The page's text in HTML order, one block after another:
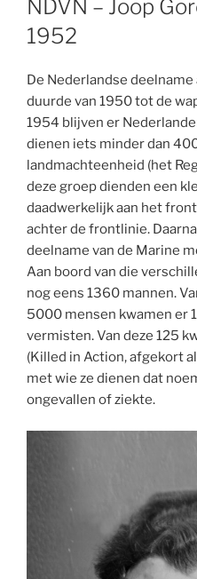
NDVN – Joop
1952
De Nederlandse
duurde van 1950 tot de
1954 blijven er
dienen iets minder dan
landmachteenheid (het
deze groep dienden een
daadwerkelijk aan het
achter de frontlinie.
deelname van de Marine
Aan boord van die
nog eens 1360 mannen.
5000 mensen kwamen er
vermisten. Van deze 125
(Killed in Action, afgekort
met wie ze dienen dat
ongevallen of ziekte.